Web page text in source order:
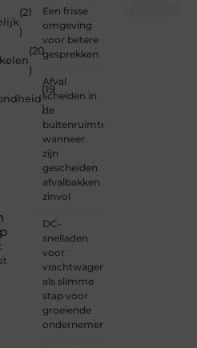
(21
)
(20
)
(19
)
Een frisse
omgeving
voor betere
gesprekken
Afval
scheiden in
de
buitenruimte:
wanneer
zijn
gescheiden
afvalbakken
zinvol
DC-
snelladen
voor
vrachtwagens
als slimme
stap voor
groeiende
ondernemers